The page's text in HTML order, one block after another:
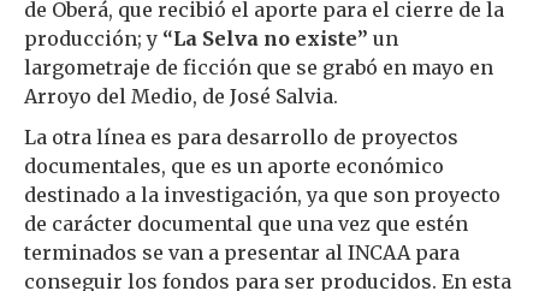
de Oberá, que recibió el aporte para el cierre de la
producción; y “La Selva no existe” un
largometraje de ficción que se grabó en mayo en
Arroyo del Medio, de José Salvia.
La otra línea es para desarrollo de proyectos
documentales, que es un aporte económico
destinado a la investigación, ya que son proyecto
de carácter documental que una vez que estén
terminados se van a presentar al INCAA para
conseguir los fondos para ser producidos. En esta